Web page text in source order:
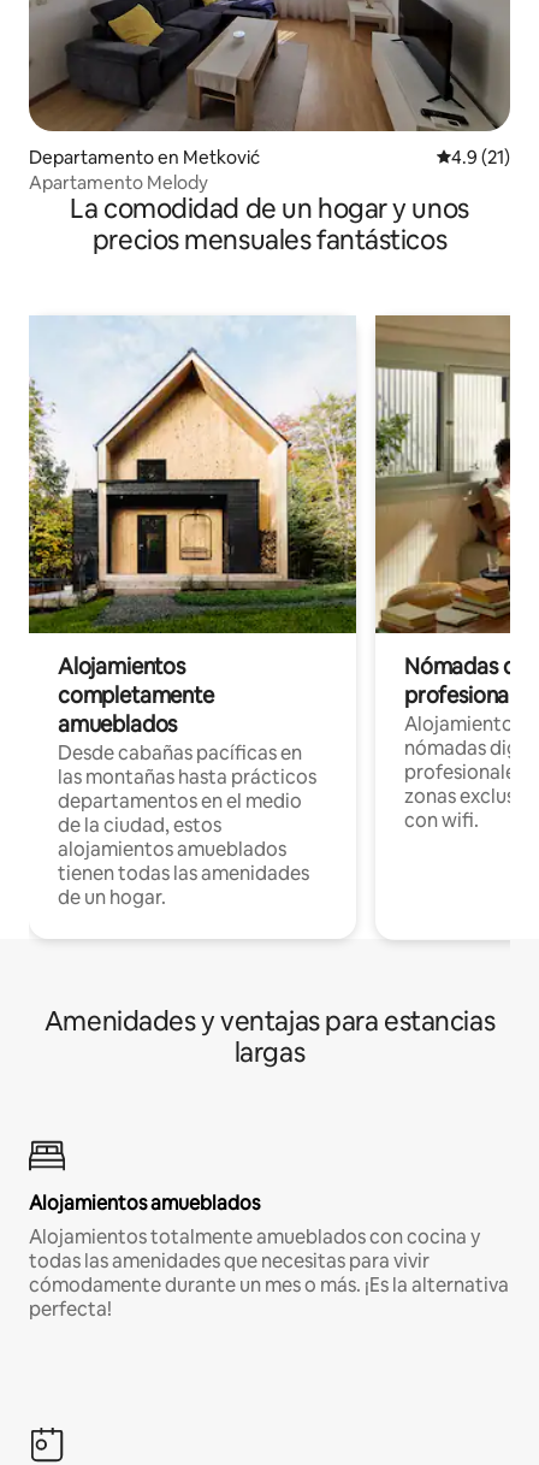
Departamento en Metković Calificación
4.9 (21)
Apartamento Melody
La comodidad de un hogar y unos
precios mensuales fantásticos
Alojamientos
completamente
amueblados
Desde cabañas pacíficas en
las montañas hasta prácticos
departamentos en el medio
de la ciudad, estos
alojamientos amueblados
tienen todas las amenidades
de un hogar.
Nómadas
Alojamientos
nómadas
profesionales
zonas
con wifi.
Amenidades y ventajas para estancias
largas
Alojamientos amueblados
Alojamientos totalmente amueblados con cocina y
todas las amenidades que necesitas para vivir
cómodamente durante un mes o más. ¡Es la alternativa
perfecta!